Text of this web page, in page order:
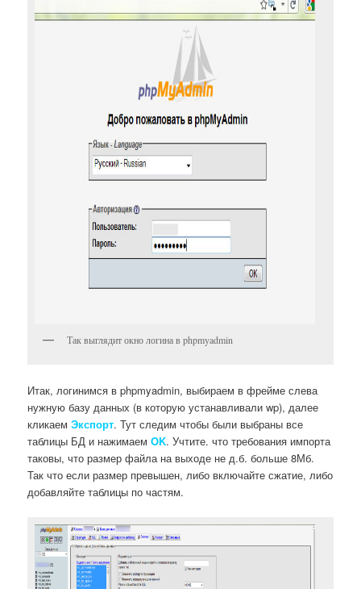
Так выглядит окно логина в phpmyadmin
Итак, логинимся в phpmyadmin, выбираем в фрейме слева
нужную базу данных (в которую устанавливали wp), далее
кликаемЭкспорт. Тут следим чтобы были выбраны все
таблицы БД и нажимаемOK. Учтите. что требования импорта
таковы, что размер файла на выходе не д.б. больше 8Мб.
Так что если размер превышен, либо включайте сжатие, либо
добавляйте таблицы по частям.